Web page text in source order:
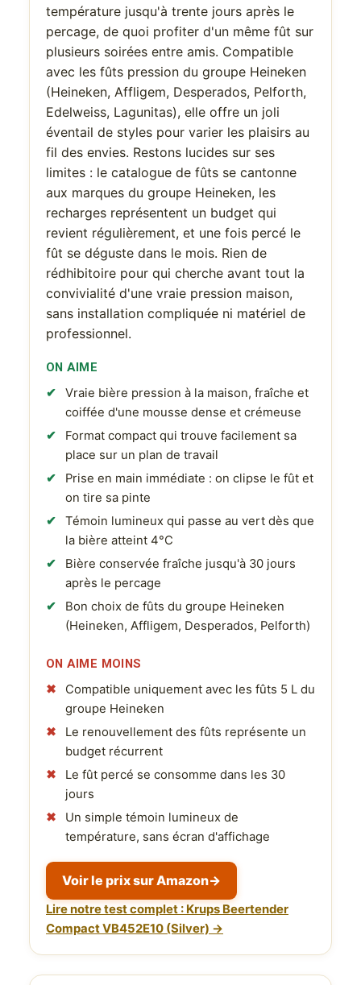
température jusqu'à trente jours après le
percage, de quoi profiter d'un même fût sur
plusieurs soirées entre amis. Compatible
avec les fûts pression du groupe Heineken
(Heineken, Affligem, Desperados, Pelforth,
Edelweiss, Lagunitas), elle offre un joli
éventail de styles pour varier les plaisirs au
fil des envies. Restons lucides sur ses
limites : le catalogue de fûts se cantonne
aux marques du groupe Heineken, les
recharges représentent un budget qui
revient régulièrement, et une fois percé le
fût se déguste dans le mois. Rien de
rédhibitoire pour qui cherche avant tout la
convivialité d'une vraie pression maison,
sans installation compliquée ni matériel de
professionnel.
ON AIME
Vraie bière pression à la maison, fraîche et
coiffée d'une mousse dense et crémeuse
Format compact qui trouve facilement sa
place sur un plan de travail
Prise en main immédiate : on clipse le fût et
on tire sa pinte
Témoin lumineux qui passe au vert dès que
la bière atteint 4°C
Bière conservée fraîche jusqu'à 30 jours
après le percage
Bon choix de fûts du groupe Heineken
(Heineken, Affligem, Desperados, Pelforth)
ON AIME MOINS
Compatible uniquement avec les fûts 5 L du
groupe Heineken
Le renouvellement des fûts représente un
budget récurrent
Le fût percé se consomme dans les 30
jours
Un simple témoin lumineux de
température, sans écran d'affichage
Voir le prix sur Amazon→
Lire notre test complet : Krups Beertender
Compact VB452E10 (Silver) →